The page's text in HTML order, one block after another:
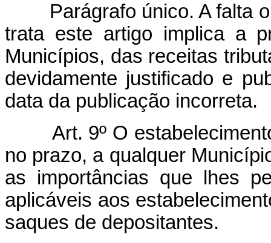
Parágrafo único. A falta
trata este artigo implica a
Municípios, das receitas
devidamente justificado e
data da publicação incorreta.
Art. 9º O
no prazo, a qualquer
as importâncias que lhes
aplicáveis aos
saques de depositantes.